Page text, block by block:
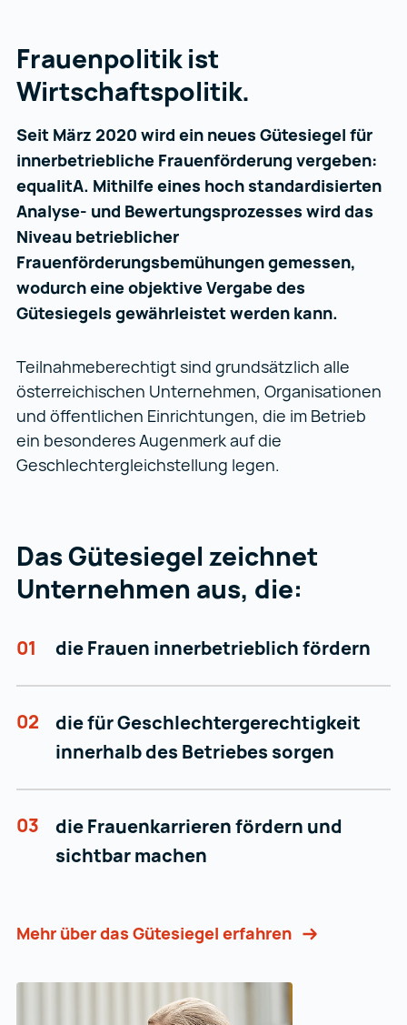
Frauenpolitik ist
Wirtschaftspolitik.
Seit März 2020 wird ein neues Gütesiegel für
innerbetriebliche Frauenförderung vergeben:
equalitA. Mithilfe eines hoch standardisierten
Analyse- und Bewertungsprozesses wird das
Niveau betrieblicher
Frauenförderungsbemühungen gemessen,
wodurch eine objektive Vergabe des
Gütesiegels gewährleistet werden kann.
Teilnahmeberechtigt sind grundsätzlich alle
österreichischen Unternehmen, Organisationen
und öffentlichen Einrichtungen, die im Betrieb
ein besonderes Augenmerk auf die
Geschlechtergleichstellung legen.
Das Gütesiegel zeichnet
Unternehmen aus, die:
01 die Frauen innerbetrieblich fördern
02
die für Geschlechtergerechtigkeit
innerhalb des Betriebes sorgen
03
die Frauenkarrieren fördern und
sichtbar machen
Mehr über das Gütesiegel erfahren